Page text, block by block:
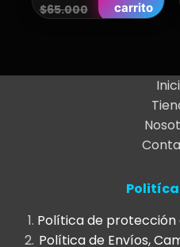
$65.000
Original
$65.000.
Current
$50.000.
carrito
Política de protección
Política de Envíos,